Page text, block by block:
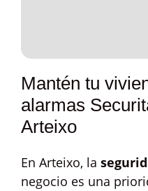
Mantén tu
alarmas
Arteixo
En Arteixo, la
negocio es una